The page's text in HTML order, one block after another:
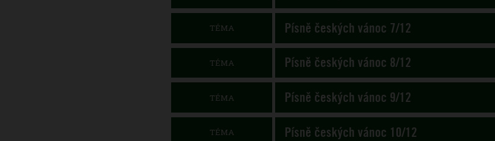
TÉMA Písně českých vánoc 7/12
TÉMA Písně českých vánoc 8/12
TÉMA Písně českých vánoc 9/12
TÉMA Písně českých vánoc 10/12